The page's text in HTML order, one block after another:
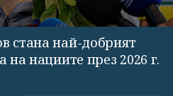
стана най-добрият
на нациите през 2026 г.